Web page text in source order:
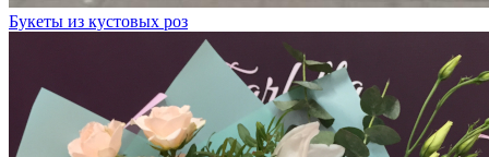
Букеты из кустовых роз